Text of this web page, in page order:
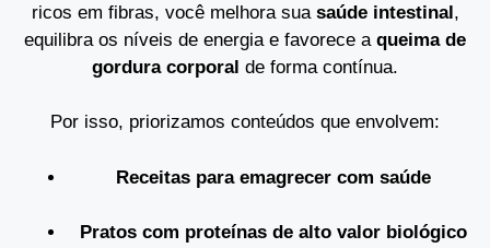
ricos em fibras, você melhora sua saúde intestinal,
equilibra os níveis de energia e favorece a queima de
gordura corporal de forma contínua.
Por isso, priorizamos conteúdos que envolvem:
Receitas para emagrecer com saúde
Pratos com proteínas de alto valor biológico